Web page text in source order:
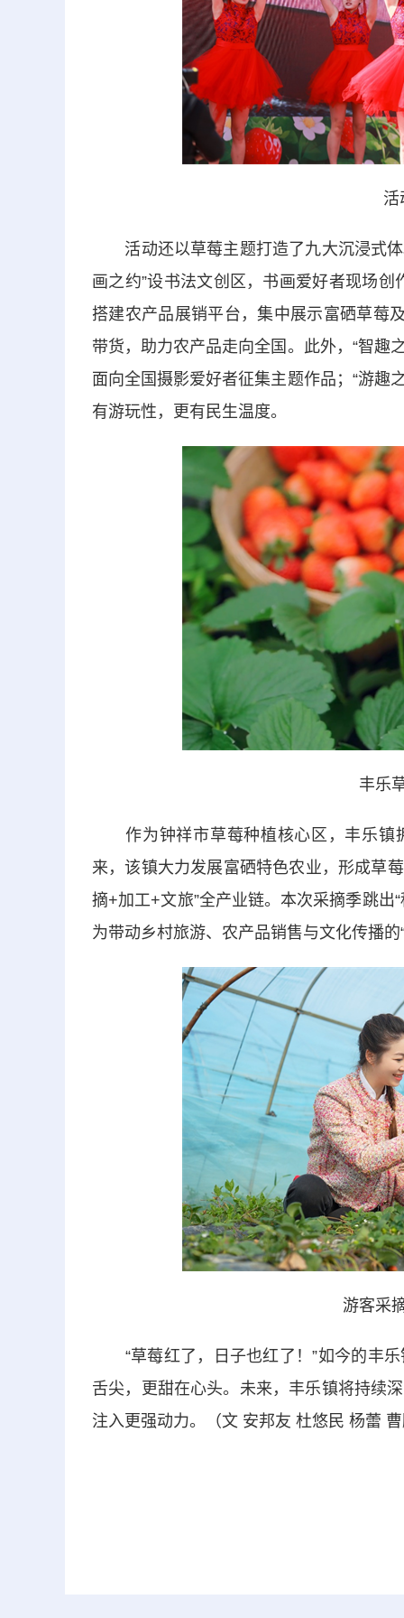
活
活动还以草莓主题打造了九大沉浸式体
画之约”设书法文创区，书画爱好者现场创
搭建农产品展销平台，集中展示富硒草莓
带货，助力农产品走向全国。此外，“智趣
面向全国摄影爱好者征集主题作品；“游趣
有游玩性，更有民生温度。
丰乐
作为钟祥市草莓种植核心区，丰乐镇
来，该镇大力发展富硒特色农业，形成草
摘+加工+文旅”全产业链。本次采摘季跳出
为带动乡村旅游、农产品销售与文化传播的
游客采
“草莓红了，日子也红了！”如今的丰乐
舌尖，更甜在心头。未来，丰乐镇将持续
注入更强动力。（文 安邦友 杜悠民 杨蕾